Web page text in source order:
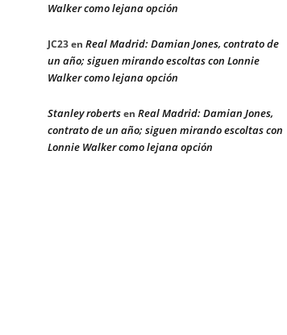
Walker como lejana opción
JC23en Real Madrid: Damian Jones, contrato de
un año; siguen mirando escoltas con Lonnie
Walker como lejana opción
Stanley robertsen Real Madrid: Damian Jones,
contrato de un año; siguen mirando escoltas con
Lonnie Walker como lejana opción